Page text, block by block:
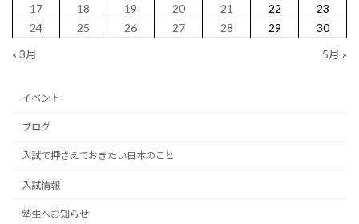
17
18 19 20 21 22
23
24
25 26 27 28 29
30
« 3月
5月 »
イベント
ブログ
入試で押さえておきたい日本のこと
入試情報
塾生へお知らせ